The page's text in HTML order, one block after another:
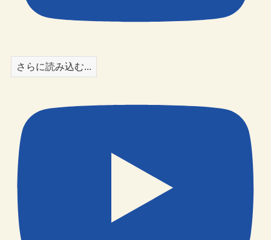
さらに読み込む...